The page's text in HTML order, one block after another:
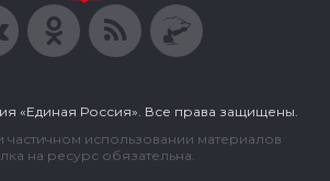
«Единая Россия». Все права защищены.
использовании материалов
на ресурс обязательна.